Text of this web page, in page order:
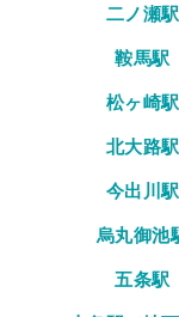
二ノ瀬駅
鞍馬駅
松ヶ崎駅
北大路駅
今出川駅
烏丸御池
五条駅